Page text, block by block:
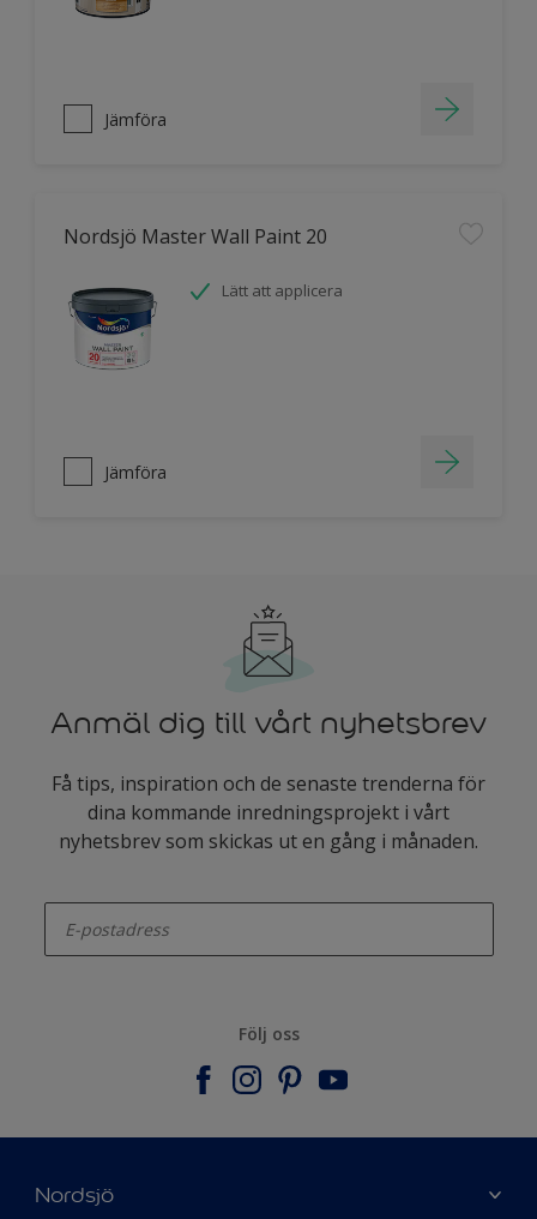
Jämföra
Nordsjö Master Wall Paint 20
Lätt att applicera
Jämföra
Anmäl dig till vårt nyhetsbrev
Få tips, inspiration och de senaste trenderna för
dina kommande inredningsprojekt i vårt
nyhetsbrev som skickas ut en gång i månaden.
Följ oss
Nordsjö